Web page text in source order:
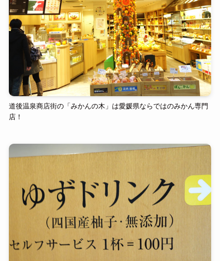
道後温泉商店街の「みかんの木」は愛媛県ならではのみかん専門
店！